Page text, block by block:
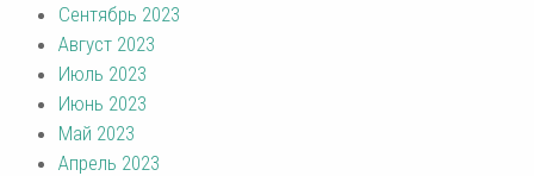
Сентябрь 2023
Август 2023
Июль 2023
Июнь 2023
Май 2023
Апрель 2023